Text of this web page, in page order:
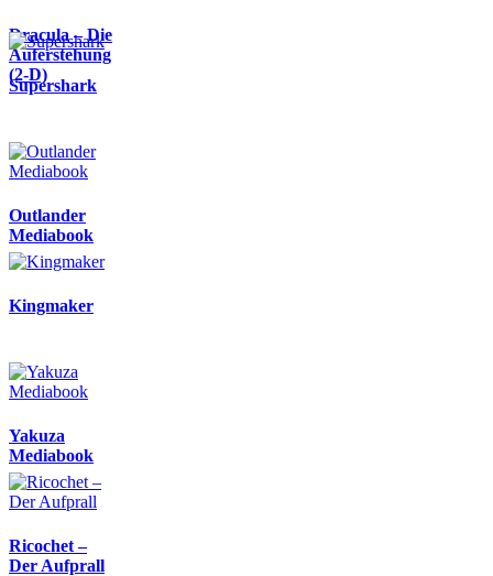
Dracula – Die
Auferstehung
(2-D)
Supershark
Outlander
Mediabook
Kingmaker
Yakuza
Mediabook
Ricochet –
Der Aufprall